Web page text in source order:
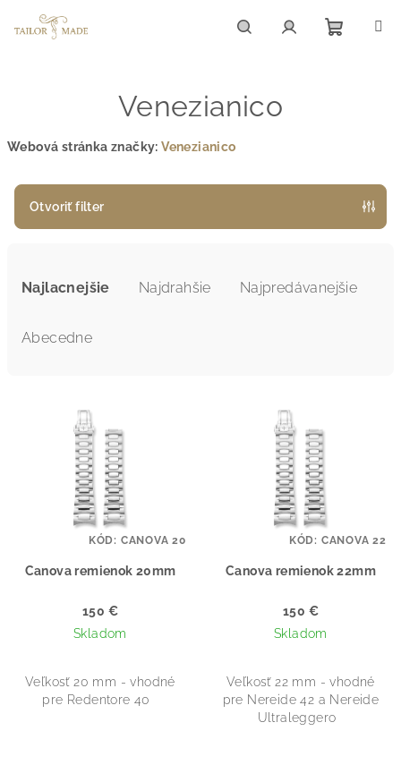
Venezianico
Webová stránka značky:Venezianico
Otvoriť filter
Najlacnejšie Najdrahšie Najpredávanejšie
Abecedne
Canova remienok 20mm
150 €
Skladom
Veľkosť 20 mm - vhodné
pre Redentore 40
KÓD: CANOVA 20
Canova remienok 22mm
150 €
Skladom
Veľkosť 22 mm - vhodné
pre Nereide 42 a Nereide
Ultraleggero
KÓD: CANOVA 22